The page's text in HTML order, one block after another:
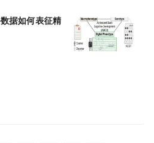
据如何表征精神疾病并识别遗传关联